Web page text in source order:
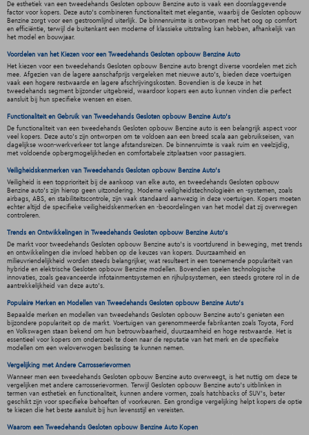
De esthetiek van een tweedehands Gesloten opbouw Benzine auto is vaak een doorslaggevende
factor voor kopers. Deze auto's combineren functionaliteit met elegantie, waarbij de Gesloten opbouw
Benzine zorgt voor een gestroomlijnd uiterlijk. De binnenruimte is ontworpen met het oog op comfort
en efficiëntie, terwijl de buitenkant een moderne of klassieke uitstraling kan hebben, afhankelijk van
het model en bouwjaar.
Voordelen van het Kiezen voor een Tweedehands Gesloten opbouw Benzine Auto
Het kiezen voor een tweedehands Gesloten opbouw Benzine auto brengt diverse voordelen met zich
mee. Afgezien van de lagere aanschafprijs vergeleken met nieuwe auto's, bieden deze voertuigen
vaak een hogere restwaarde en lagere afschrijvingskosten. Bovendien is de keuze in het
tweedehands segment bijzonder uitgebreid, waardoor kopers een auto kunnen vinden die perfect
aansluit bij hun specifieke wensen en eisen.
Functionaliteit en Gebruik van Tweedehands Gesloten opbouw Benzine Auto's
De functionaliteit van een tweedehands Gesloten opbouw Benzine auto is een belangrijk aspect voor
veel kopers. Deze auto's zijn ontworpen om te voldoen aan een breed scala aan gebruikseisen, van
dagelijkse woon-werkverkeer tot lange afstandsreizen. De binnenruimte is vaak ruim en veelzijdig,
met voldoende opbergmogelijkheden en comfortabele zitplaatsen voor passagiers.
Veiligheidskenmerken van Tweedehands Gesloten opbouw Benzine Auto's
Veiligheid is een topprioriteit bij de aankoop van elke auto, en tweedehands Gesloten opbouw
Benzine auto's zijn hierop geen uitzondering. Moderne veiligheidstechnologieën en -systemen, zoals
airbags, ABS, en stabiliteitscontrole, zijn vaak standaard aanwezig in deze voertuigen. Kopers moeten
echter altijd de specifieke veiligheidskenmerken en -beoordelingen van het model dat zij overwegen
controleren.
Trends en Ontwikkelingen in Tweedehands Gesloten opbouw Benzine Auto's
De markt voor tweedehands Gesloten opbouw Benzine auto's is voortdurend in beweging, met trends
en ontwikkelingen die invloed hebben op de keuzes van kopers. Duurzaamheid en
milieuvriendelijkheid worden steeds belangrijker, wat resulteert in een toenemende populariteit van
hybride en elektrische Gesloten opbouw Benzine modellen. Bovendien spelen technologische
innovaties, zoals geavanceerde infotainmentsystemen en rijhulpsystemen, een steeds grotere rol in de
aantrekkelijkheid van deze auto's.
Populaire Merken en Modellen van Tweedehands Gesloten opbouw Benzine Auto's
Bepaalde merken en modellen van tweedehands Gesloten opbouw Benzine auto's genieten een
bijzondere populariteit op de markt. Voertuigen van gerenommeerde fabrikanten zoals Toyota, Ford
en Volkswagen staan bekend om hun betrouwbaarheid, duurzaamheid en hoge restwaarde. Het is
essentieel voor kopers om onderzoek te doen naar de reputatie van het merk en de specifieke
modellen om een weloverwogen beslissing te kunnen nemen.
Vergelijking met Andere Carrosserievormen
Wanneer men een tweedehands Gesloten opbouw Benzine auto overweegt, is het nuttig om deze te
vergelijken met andere carrosserievormen. Terwijl Gesloten opbouw Benzine auto's uitblinken in
termen van esthetiek en functionaliteit, kunnen andere vormen, zoals hatchbacks of SUV's, beter
geschikt zijn voor specifieke behoeften of voorkeuren. Een grondige vergelijking helpt kopers de optie
te kiezen die het beste aansluit bij hun levensstijl en vereisten.
Waarom een Tweedehands Gesloten opbouw Benzine Auto Kopen